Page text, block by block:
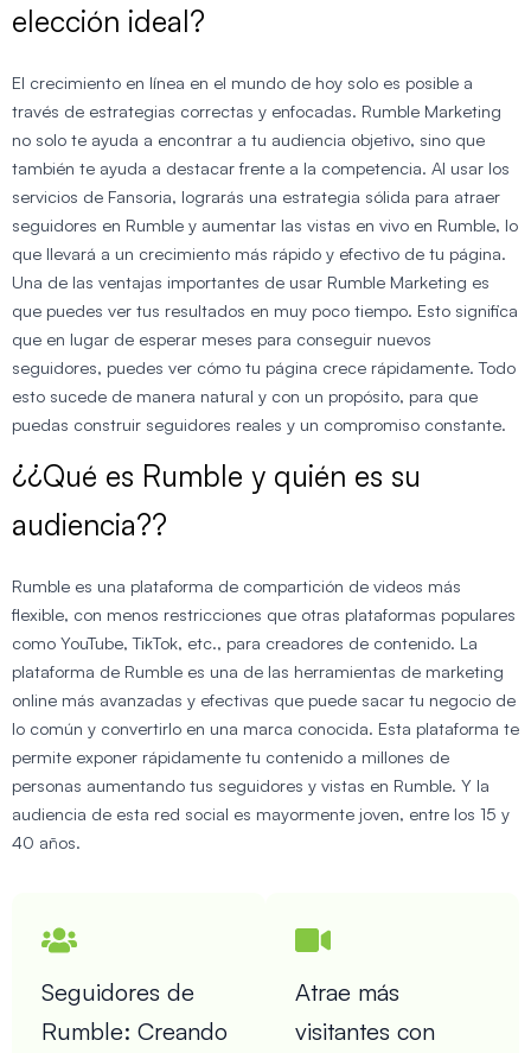
elección ideal?
El crecimiento en línea en el mundo de hoy solo es posible a
través de estrategias correctas y enfocadas. Rumble Marketing
no solo te ayuda a encontrar a tu audiencia objetivo, sino que
también te ayuda a destacar frente a la competencia. Al usar los
servicios de Fansoria, lograrás una estrategia sólida para atraer
seguidores en Rumble y aumentar las vistas en vivo en Rumble, lo
que llevará a un crecimiento más rápido y efectivo de tu página.
Una de las ventajas importantes de usar Rumble Marketing es
que puedes ver tus resultados en muy poco tiempo. Esto significa
que en lugar de esperar meses para conseguir nuevos
seguidores, puedes ver cómo tu página crece rápidamente. Todo
esto sucede de manera natural y con un propósito, para que
puedas construir seguidores reales y un compromiso constante.
¿¿Qué es Rumble y quién es su
audiencia??
Rumble es una plataforma de compartición de videos más
flexible, con menos restricciones que otras plataformas populares
como YouTube, TikTok, etc., para creadores de contenido. La
plataforma de Rumble es una de las herramientas de marketing
online más avanzadas y efectivas que puede sacar tu negocio de
lo común y convertirlo en una marca conocida. Esta plataforma te
permite exponer rápidamente tu contenido a millones de
personas aumentando tus seguidores y vistas en Rumble. Y la
audiencia de esta red social es mayormente joven, entre los 15 y
40 años.
Seguidores de
Rumble: Creando
Atrae más
visitantes con